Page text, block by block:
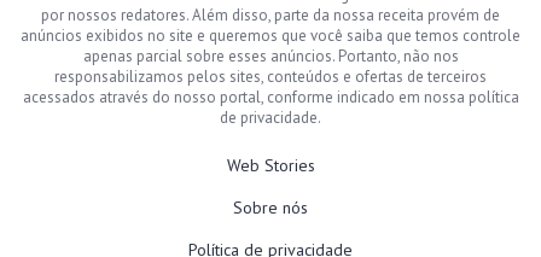
por nossos redatores. Além disso, parte da nossa receita provém de
anúncios exibidos no site e queremos que você saiba que temos controle
apenas parcial sobre esses anúncios. Portanto, não nos
responsabilizamos pelos sites, conteúdos e ofertas de terceiros
acessados através do nosso portal, conforme indicado em nossa política
de privacidade.
Web Stories
Sobre nós
Política de privacidade